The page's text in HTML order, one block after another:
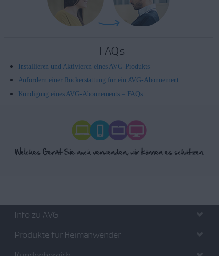
FAQs
Installieren und Aktivieren eines AVG-Produkts
Anfordern einer Rückerstattung für ein AVG-Abonnement
Kündigung eines AVG-Abonnements – FAQs
Info zu AVG
Produkte für Heimanwender